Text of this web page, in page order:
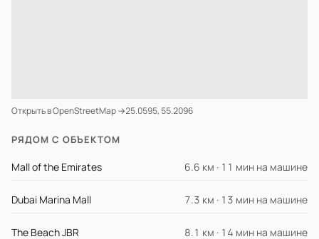
Открыть в OpenStreetMap →25.0595, 55.2096
РЯДОМ С ОБЪЕКТОМ
Mall of the Emirates 6.6 км · 11 мин на машине
Dubai Marina Mall 7.3 км · 13 мин на машине
The Beach JBR 8.1 км · 14 мин на машине